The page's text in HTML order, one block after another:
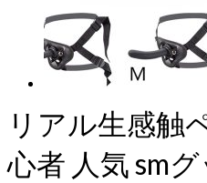
リアル生感触
心者 人気 sm